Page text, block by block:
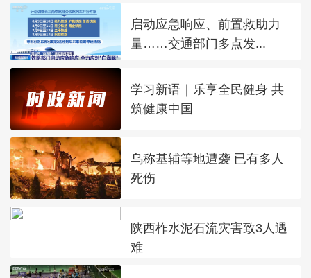
启动应急响应、前置救助力
量……交通部门多点发...
学习新语｜乐享全民健身 共
筑健康中国
乌称基辅等地遭袭 已有多人
死伤
陕西柞水泥石流灾害致3人遇
难